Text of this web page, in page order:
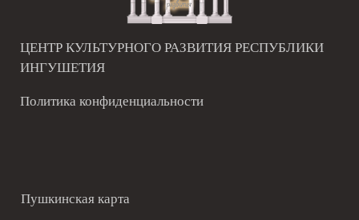
ЦЕНТР КУЛЬТУРНОГО РАЗВИТИЯ РЕСПУБЛИКИ
ИНГУШЕТИЯ
Политика конфиденциальности
Пушкинская карта